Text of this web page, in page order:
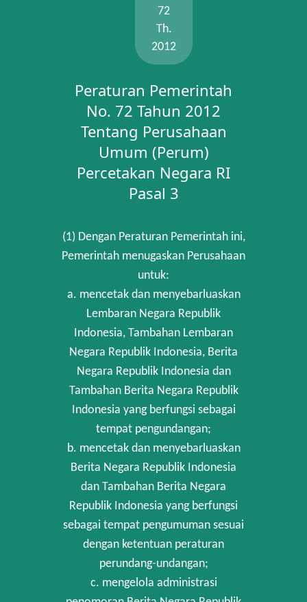
72
Th.
2012
Peraturan Pemerintah
No. 72 Tahun 2012
Tentang Perusahaan
Umum (Perum)
Percetakan Negara RI
Pasal 3
(1) Dengan Peraturan Pemerintah ini,
Pemerintah menugaskan Perusahaan
untuk:
a. mencetak dan menyebarluaskan
Lembaran Negara Republik
Indonesia, Tambahan Lembaran
Negara Republik Indonesia, Berita
Negara Republik Indonesia dan
Tambahan Berita Negara Republik
Indonesia yang berfungsi sebagai
tempat pengundangan;
b. mencetak dan menyebarluaskan
Berita Negara Republik Indonesia
dan Tambahan Berita Negara
Republik Indonesia yang berfungsi
sebagai tempat pengumuman sesuai
dengan ketentuan peraturan
perundang-undangan;
c. mengelola administrasi